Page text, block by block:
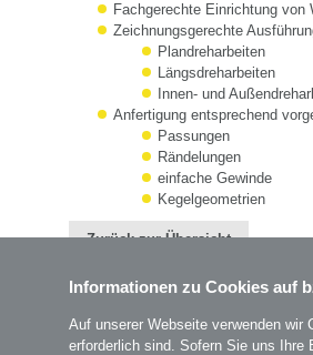
Fachgerechte Einrichtung von
Zeichnungsgerechte
Plandreharbeiten
Längsdreharbeiten
Innen- und
Anfertigung entsprechend
Passungen
Rändelungen
einfache Gewinde
Kegelgeometrien
Zurück zur Übersicht
Informationen zu Cookies auf
Auf unserer Webseite verwenden wir
erforderlich sind. Sofern Sie uns